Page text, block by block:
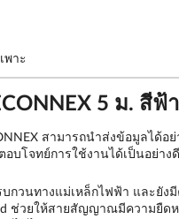
พาะ
5 ม. สีฟ้า
สามารถนำส่งข้อมูลได้
อบโจทย์การใช้งานได้เป็นอย่
วนทางแม่เหล็กไฟฟ้า และยังมี
ช่วยให้สายสัญญาณมีความยื